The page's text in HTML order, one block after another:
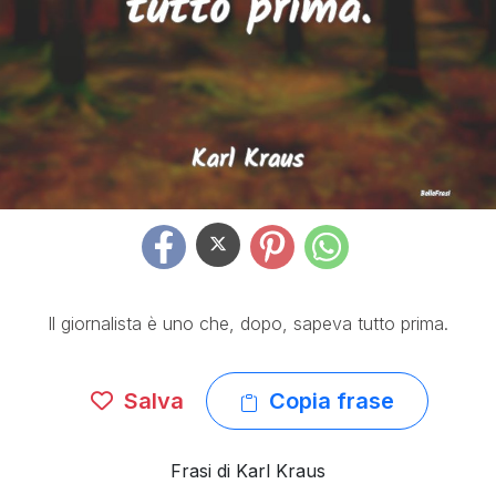
Il giornalista è uno che, dopo, sapeva tutto prima.
Salva Copia frase
Frasi di Karl Kraus